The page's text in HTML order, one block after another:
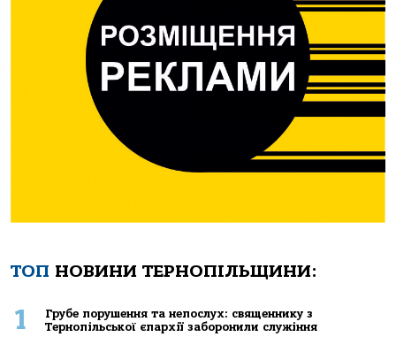
ТОП НОВИНИ ТЕРНОПІЛЬЩИНИ:
1
Грубе порушення та непослух: священнику з
Тернопільської єпархії заборонили служіння